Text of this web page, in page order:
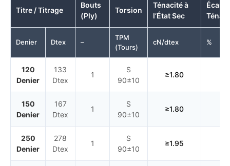
Titre / Titrage
Bouts
(Ply)
Torsion
Ténacité à
l’État Sec
Écart
Denier Dtex –
TPM
(Tours)
cN/dtex %
120
Denier
133
Dtex
1
S
90±10
≥1.80
150
Denier
167
Dtex
1
S
90±10
≥1.80
250
Denier
278
Dtex
1
S
90±10
≥1.95